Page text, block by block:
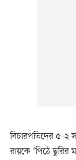
বিচারপতিদের ৫-২
রায়কে ‘পিঠে ছুরির